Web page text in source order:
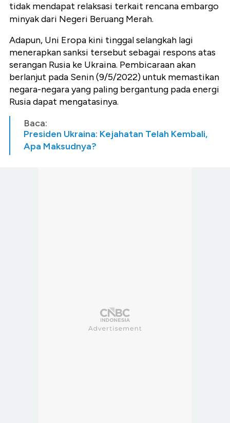
tidak mendapat relaksasi terkait rencana embargo
minyak dari Negeri Beruang Merah.
Adapun, Uni Eropa kini tinggal selangkah lagi
menerapkan sanksi tersebut sebagai respons atas
serangan Rusia ke Ukraina. Pembicaraan akan
berlanjut pada Senin (9/5/2022) untuk memastikan
negara-negara yang paling bergantung pada energi
Rusia dapat mengatasinya.
Baca:
Presiden Ukraina: Kejahatan Telah Kembali,
Apa Maksudnya?